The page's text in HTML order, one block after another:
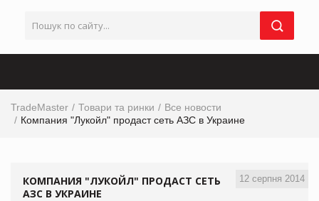
TradeMaster Товари та ринки
Все новости
Компания "Лукойл" продаст сеть АЗС в Украине
12 серпня 2014
КОМПАНИЯ "ЛУКОЙЛ" ПРОДАСТ СЕТЬ
АЗС В УКРАИНЕ